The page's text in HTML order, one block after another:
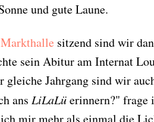
und gute Laune.
sitzend sind wir
sein Abitur am Internat
gleiche Jahrgang sind wir
ans LiLaLüerinnern?" frage
mir mehr als einmal die